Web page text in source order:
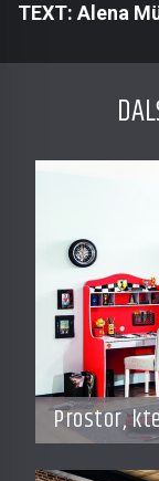
TEXT: Alena
Prostor,